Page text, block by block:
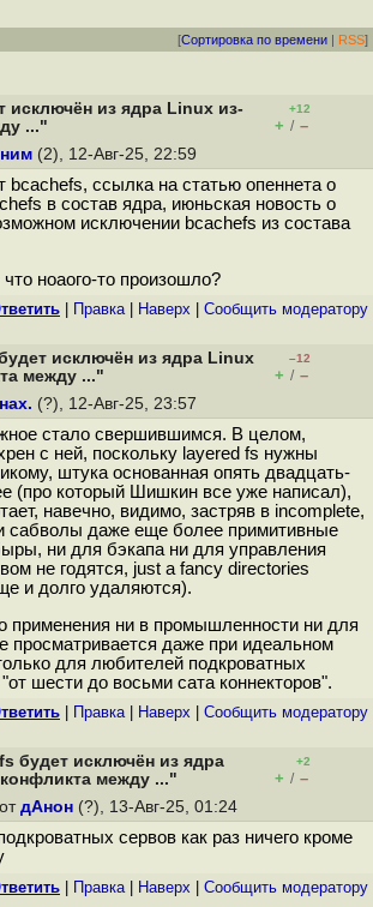
[Сортировка по времени | RSS]
исключён из ядра Linux из-
..."
+12
+ / –
(2), 12-Авг-25, 22:59
bcachefs, ссылка на статью опеннета о
в состав ядра, июньская новость о
исключении bcachefs из состава
ноаого-то произошло?
Правка| Наверх Cообщить модератору
исключён из ядра Linux
между ..."
–12
+ / –
нах. (?), 12-Авг-25, 23:57
стало свершившимся. В целом,
с ней, поскольку layered fs нужны
штука основанная опять двадцать-
(про который Шишкин все уже написал),
навечно, видимо, застряв в incomplete,
сабволы даже еще более примитивные
ни для бэкапа ни для управления
не годятся, just a fancy directories
и долго удаляются).
применения ни в промышленности ни для
просматривается даже при идеальном
для любителей подкроватных
шести до восьми сата коннекторов".
Правка| Наверх Cообщить модератору
будет исключён из ядра
между ..."
+2
+ / –
дАнон (?), 13-Авг-25, 01:24
сервов как раз ничего кроме
Правка| Наверх Cообщить модератору